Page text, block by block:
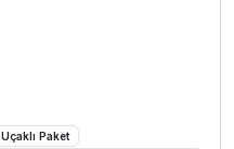
Uçaklı Paket